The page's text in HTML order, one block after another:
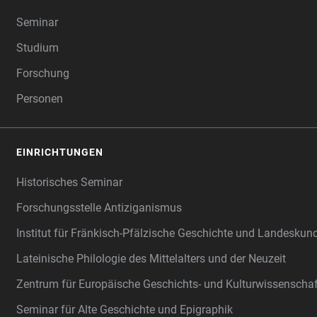
Seminar
Studium
Forschung
Personen
EINRICHTUNGEN
Historisches Seminar
Forschungsstelle Antiziganismus
Institut für Fränkisch-Pfälzische Geschichte und
Lateinische Philologie des Mittelalters und der Neuzeit
Zentrum für Europäische Geschichts- und
Seminar für Alte Geschichte und Epigraphik